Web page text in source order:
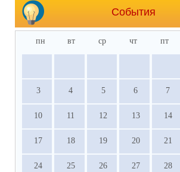
События
пн вт ср чт пт
3 4 5 6 7
10 11 12 13 14
17 18 19 20 21
24 25 26 27 28